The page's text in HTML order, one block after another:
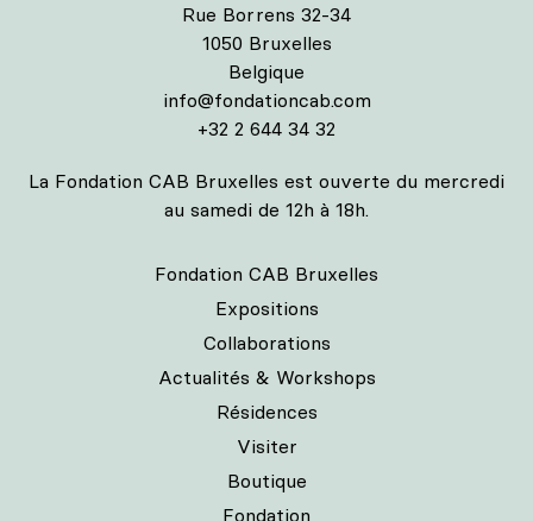
Rue Borrens 32-34
1050 Bruxelles
Belgique
info@fondationcab.com
+32 2 644 34 32
La Fondation CAB Bruxelles est ouverte du mercredi
au samedi de 12h à 18h.
Fondation CAB Bruxelles
Expositions
Collaborations
Actualités & Workshops
Résidences
Visiter
Boutique
Fondation